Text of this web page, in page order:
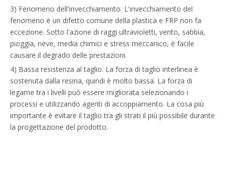
3) Fenomeno dell'invecchiamento. L'invecchiamento del
fenomeno è un difetto comune della plastica e FRP non fa
eccezione. Sotto l'azione di raggi ultravioletti, vento, sabbia,
pioggia, neve, media chimici e stress meccanico, è facile
causare il degrado delle prestazioni.
4) Bassa resistenza al taglio. La forza di taglio interlinea è
sostenuta dalla resina, quindi è molto bassa. La forza di
legame tra i livelli può essere migliorata selezionando i
processi e utilizzando agenti di accoppiamento. La cosa più
importante è evitare il taglio tra gli strati il ​​più possibile durante
la progettazione del prodotto.